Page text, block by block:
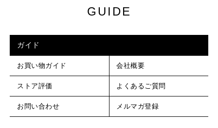
GUIDE
ガイド
お買い物ガイド 会社概要
ストア評価 よくあるご質問
お問い合わせ メルマガ登録